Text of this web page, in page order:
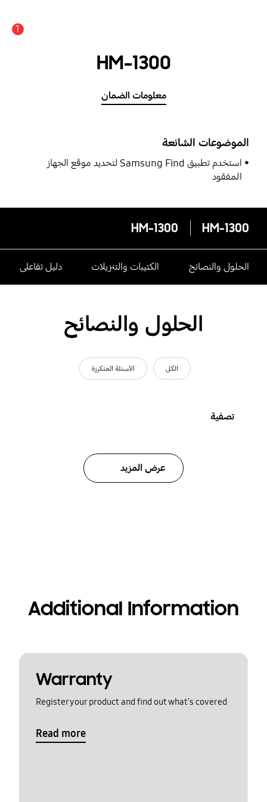
1
HM-1300
معلومات الضمان
الموضوعات الشائعة
استخدم تطبيق Samsung Find لتحديد موقع الجهاز
المفقود
HM-1300
HM-1300
الحلول والنصائح الكتيبات والتنزيلات دليل تفاعلى
الحلول والنصائح
الكل الأسئلة المتكررة
تصفية
عرض المزيد
Additional Information
Warranty
Register your product and find out what's covered
Read more